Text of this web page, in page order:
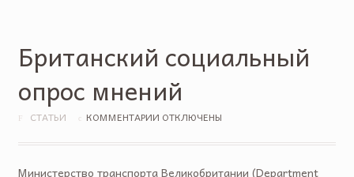
Британский социальный
опрос мнений
СТАТЬИ КОММЕНТАРИИ ОТКЛЮЧЕНЫ
Министерство транспорта Великобритании (Department